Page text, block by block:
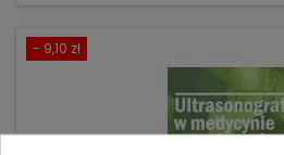
- 9,10 zł